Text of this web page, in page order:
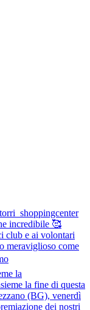
la